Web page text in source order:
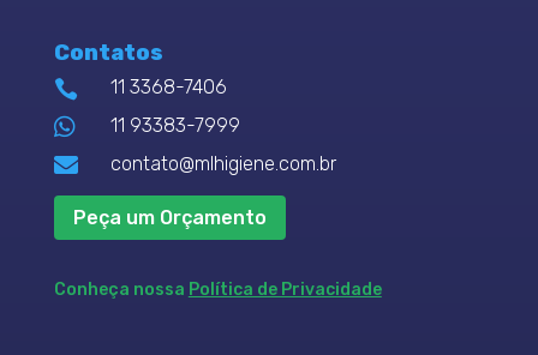
Contatos
 11 3368-7406
 11 93383-7999
 contato@mlhigiene.com.br
Peça um Orçamento
Conheça nossa Política de Privacidade